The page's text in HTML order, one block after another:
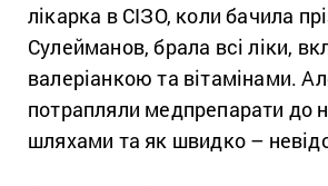
лікарка в СІЗО, коли бачила
Сулейманов, брала всі ліки,
валеріанкою та вітамінами.
потрапляли медпрепарати до
шляхами та як швидко –